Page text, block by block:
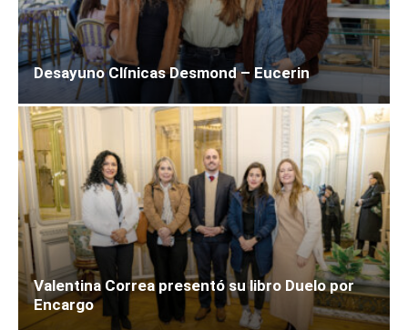
Desayuno Clínicas Desmond – Eucerin
Valentina Correa presentó su libro Duelo por
Encargo